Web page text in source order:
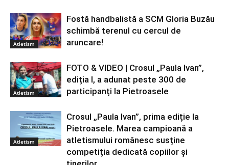
Atletism
Fostă handbalistă a SCM Gloria Buzău
schimbă terenul cu cercul de
aruncare!
Atletism
FOTO & VIDEO | Crosul „Paula Ivan”,
ediția I, a adunat peste 300 de
participanți la Pietroasele
Atletism
Crosul „Paula Ivan”, prima ediție la
Pietroasele. Marea campioană a
atletismului românesc susține
competiția dedicată copiilor și